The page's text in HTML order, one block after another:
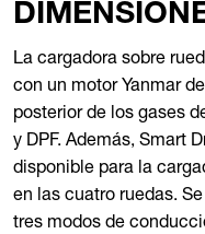
La cargadora sobre
con un motor Yanmar
posterior de los gases
y DPF. Además, Smart
disponible para la
en las cuatro ruedas.
tres modos de